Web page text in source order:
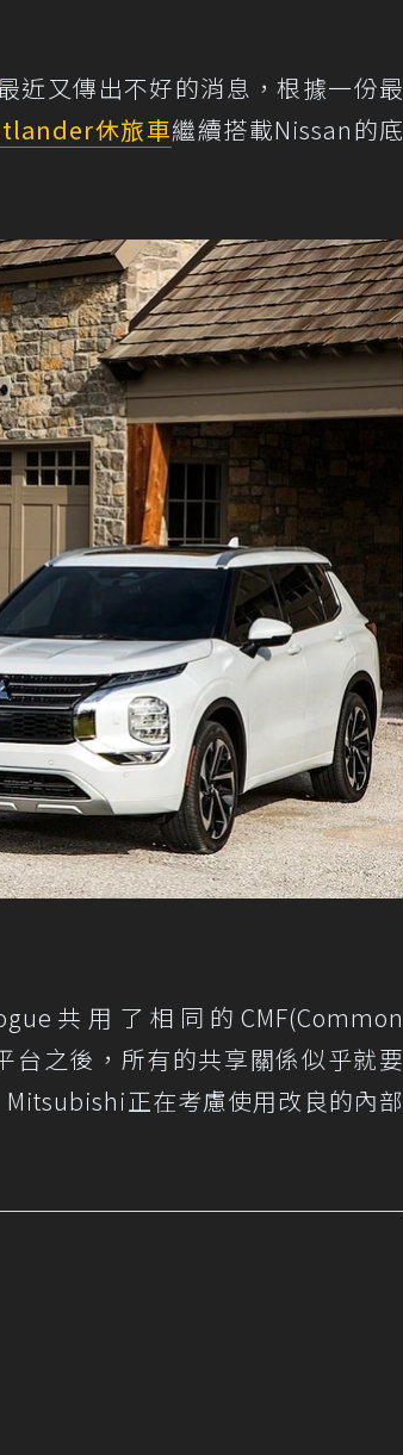
近又傳出不好的消息，根據一份最
休旅車繼續搭載Nissan的底
共用了相同的CMF(Common
之後，所有的共享關係似乎就要
正在考慮使用改良的內部